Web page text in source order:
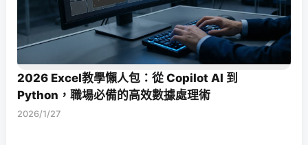
2026 Excel教學懶人包：從 Copilot AI 到
Python，職場必備的高效數據處理術
2026/1/27